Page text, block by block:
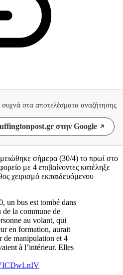
συχνά στα αποτελέσματα αναζήτησης
στην Google
σήμερα (30/4) το πρωί στο
με 4 επιβαίνοντες κατέληξε
χειρισμό εκπαιδευόμενου
un bus est tombé dans
de la commune de
au volant, qui
en formation, aurait
de manipulation et 4
à l’intérieur. Elles